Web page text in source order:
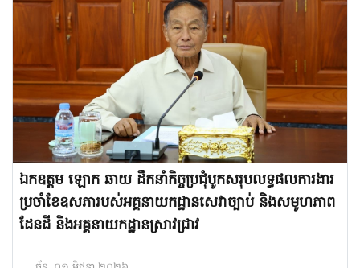
ឯកឧត្តម ឡោក ឆាយ ដឹកនាំកិច្ចប្រជុំបូកសរុបលទ្ធផលការងារ
ប្រចាំខែឧសភារបស់អគ្គនាយកដ្ឋានសេវាច្បាប់ និងសមូហភាព
ដែនដី និងអគ្គនាយកដ្ឋានស្រាវជ្រាវ